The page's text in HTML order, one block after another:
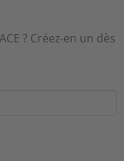
? Créez-en un dès